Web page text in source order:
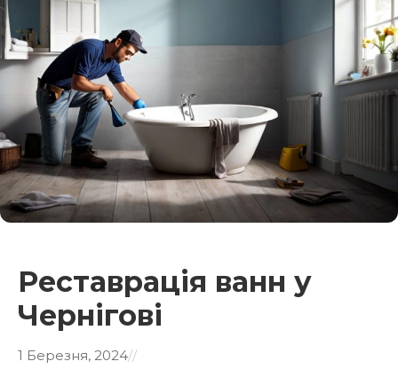
Реставрація ванн у
Чернігові
1 Березня, 2024//